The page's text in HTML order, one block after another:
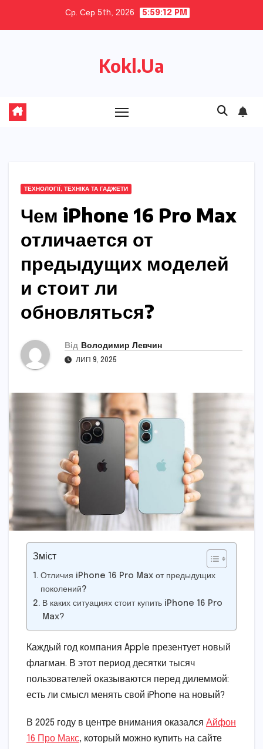
Ср. Сер 5th, 2026 5:59:14 PM
Kokl.Ua
ТЕХНОЛОГІЇ, ТЕХНІКА ТА ГАДЖЕТИ
Чем iPhone 16 Pro Max
отличается от
предыдущих моделей
и стоит ли
обновляться?
Від Володимир Левчин
ЛИП 9, 2025
Зміст
Отличия iPhone 16 Pro Max от предыдущих
поколений?
В каких ситуациях стоит купить iPhone 16 Pro
Max?
Каждый год компания Apple презентует новый
флагман. В этот период десятки тысяч
пользователей оказываются перед дилеммой:
есть ли смысл менять свой iPhone на новый?
В 2025 году в центре внимания оказался Айфон
16 Про Макс, который можно купить на сайте